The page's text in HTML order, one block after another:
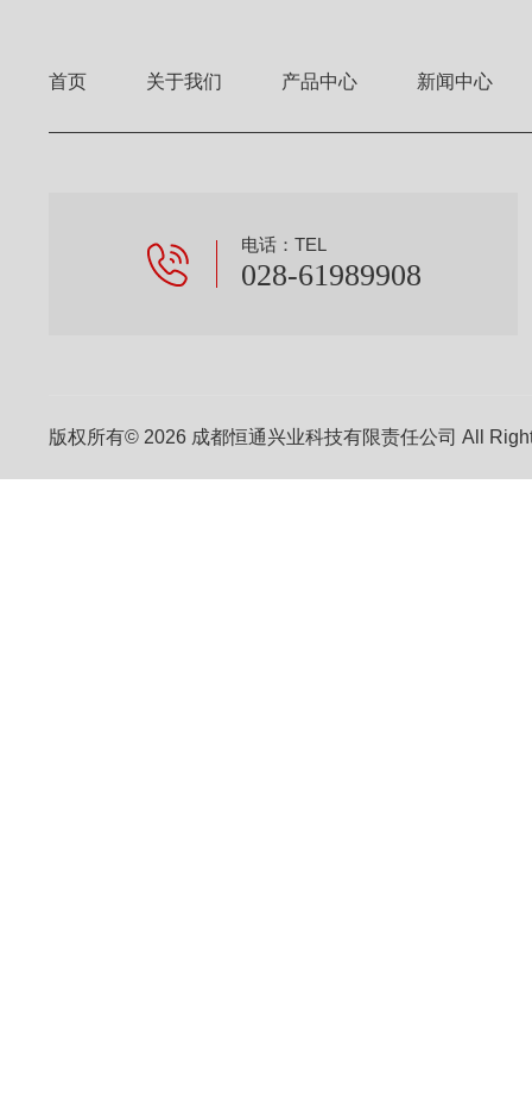
首页 关于我们 产品中心 新闻中心
电话：TEL
028-61989908
版权所有© 2026 成都恒通兴业科技有限责任公司 All